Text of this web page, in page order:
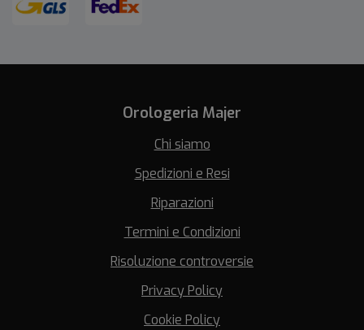
Orologeria Majer
Chi siamo
Spedizioni e Resi
Riparazioni
Termini e Condizioni
Risoluzione controversie
Privacy Policy
Cookie Policy